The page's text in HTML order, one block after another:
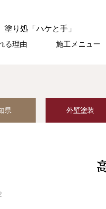
る理由 施工メニュー
外壁塗装
県